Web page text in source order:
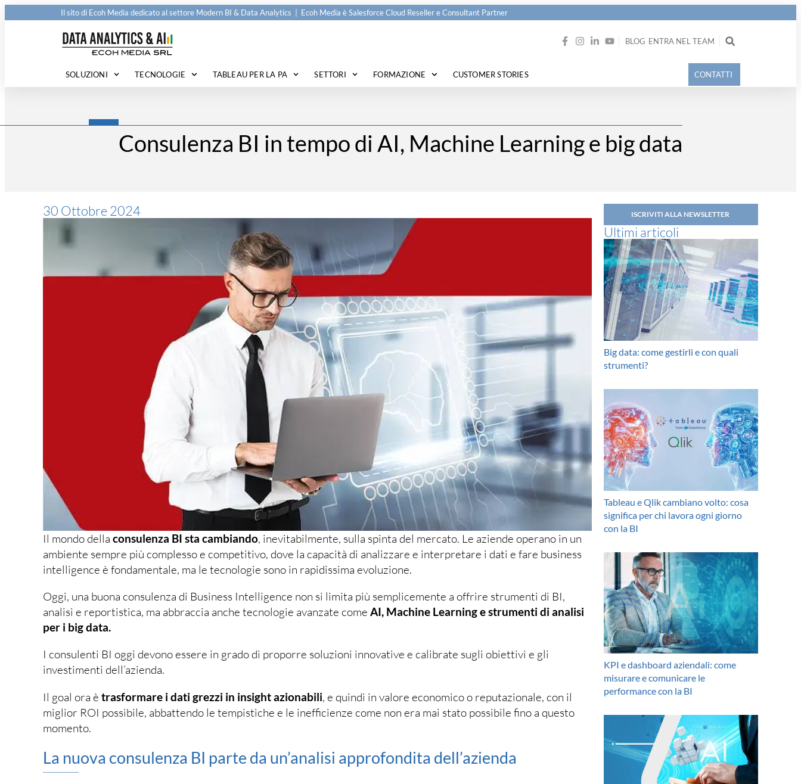
Il sito di Ecoh Media dedicato al settore Modern BI & Data Analytics | Ecoh Media è Salesforce Cloud Reseller e Consultant Partner
BLOG ENTRA NEL TEAM
SOLUZIONI TECNOLOGIE TABLEAU PER LA PA SETTORI FORMAZIONE CUSTOMER STORIES CONTATTI
Consulenza BI in tempo di AI, Machine Learning e big data
30 Ottobre 2024
Il mondo della consulenza BI sta cambiando, inevitabilmente, sulla spinta del mercato. Le aziende operano in un
ambiente sempre più complesso e competitivo, dove la capacità di analizzare e interpretare i dati e fare business
intelligence è fondamentale, ma le tecnologie sono in rapidissima evoluzione.
Oggi, una buona consulenza di Business Intelligence non si limita più semplicemente a offrire strumenti di BI,
analisi e reportistica, ma abbraccia anche tecnologie avanzate come AI, Machine Learning e strumenti di analisi
per i big data.
I consulenti BI oggi devono essere in grado di proporre soluzioni innovative e calibrate sugli obiettivi e gli
investimenti dell’azienda.
Il goal ora è trasformare i dati grezzi in insight azionabili, e quindi in valore economico o reputazionale, con il
miglior ROI possibile, abbattendo le tempistiche e le inefficienze come non era mai stato possibile fino a questo
momento.
La nuova consulenza BI parte da un’analisi approfondita dell’azienda
ISCRIVITI ALLA NEWSLETTER
Ultimi articoli
Big data: come gestirli e con quali
strumenti?
Tableau e Qlik cambiano volto: cosa
significa per chi lavora ogni giorno
con la BI
KPI e dashboard aziendali: come
misurare e comunicare le
performance con la BI